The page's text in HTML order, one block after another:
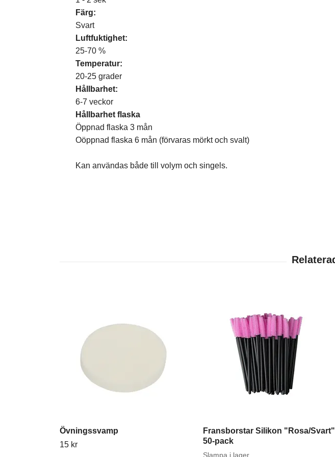
Färg:
Svart
Luftfuktighet:
25-70 %
Temperatur:
20-25 grader
Hållbarhet:
6-7 veckor
Hållbarhet flaska
Öppnad flaska 3 mån
Oöppnad flaska 6 mån (förvaras mörkt och svalt)
Kan användas både till volym och singels.
Övningssvamp
15 kr
Fransborstar Silikon "Rosa/Svart"
50-pack
Slampa i lager